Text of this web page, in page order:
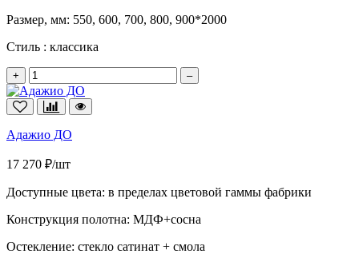
Размер, мм: 550, 600, 700, 800, 900*2000
Стиль : классика
+ –
Адажио ДО
17 270 ₽/шт
Доступные цвета: в пределах цветовой гаммы фабрики
Конструкция полотна: МДФ+сосна
Остекление: стекло сатинат + смола